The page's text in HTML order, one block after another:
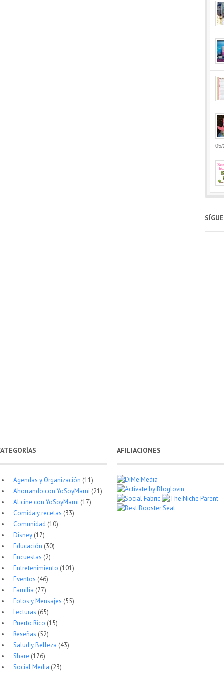
05/
Agendas y Organización (11)
Ahorrando con YoSoyMami (21)
Al cine con YoSoyMami (17)
Comida y recetas (33)
Comunidad (10)
Disney(17)
Educación (30)
Encuestas (2)
Entretenimiento (101)
Eventos (46)
Familia (77)
Fotos y Mensajes (55)
Lecturas (65)
Puerto Rico (15)
Reseñas (52)
Salud y Belleza (43)
Share (176)
Social Media (23)
AFILIACIONES